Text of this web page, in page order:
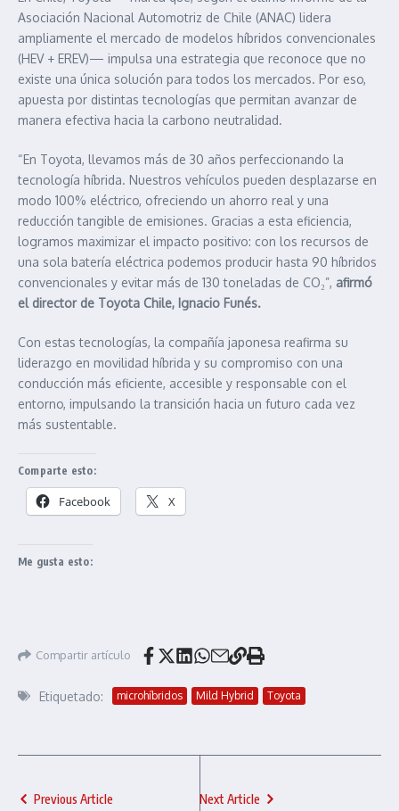
Asociación Nacional Automotriz de Chile (ANAC) lidera
ampliamente el mercado de modelos híbridos convencionales
(HEV + EREV)— impulsa una estrategia que reconoce que no
existe una única solución para todos los mercados. Por eso,
apuesta por distintas tecnologías que permitan avanzar de
manera efectiva hacia la carbono neutralidad.
“En Toyota, llevamos más de 30 años perfeccionando la
tecnología híbrida. Nuestros vehículos pueden desplazarse en
modo 100% eléctrico, ofreciendo un ahorro real y una
reducción tangible de emisiones. Gracias a esta eficiencia,
logramos maximizar el impacto positivo: con los recursos de
una sola batería eléctrica podemos producir hasta 90 híbridos
convencionales y evitar más de 130 toneladas de CO₂”, afirmó
el director de Toyota Chile, Ignacio Funés.
Con estas tecnologías, la compañía japonesa reafirma su
liderazgo en movilidad híbrida y su compromiso con una
conducción más eficiente, accesible y responsable con el
entorno, impulsando la transición hacia un futuro cada vez
más sustentable.
Comparte esto:
Facebook X
Me gusta esto:
Compartir artículo
Etiquetado: microhíbridos Mild Hybrid Toyota
Previous Article Next Article